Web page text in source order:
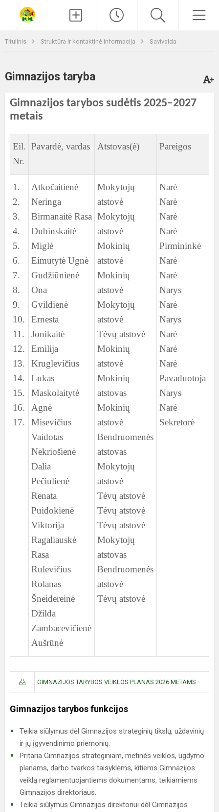
Titulinis Struktūra ir kontaktinė informacija Savivalda
Gimnazijos taryba
Gimnazijos tarybos sudėtis 2025–2027
metais
Eil.
Nr.
Pavardė, vardas Atstovas(ė) Pareigos
1.
2.
3.
4.
5.
6.
7.
8.
9.
10.
11.
12.
13.
14.
15.
16.
17.
Atkočaitienė
Neringa
Birmanaitė Rasa
Dubinskaitė
Miglė
Eimutytė Ugnė
Gudžiūnienė
Ona
Gvildienė
Ernesta
Jonikaitė
Emilija
Kruglevičius
Lukas
Maskolaitytė
Agnė
Misevičius
Vaidotas
Nekriošienė
Dalia
Pečiulienė
Renata
Puidokienė
Viktorija
Ragaliauskė
Rasa
Rulevičius
Rolanas
Šneidereinė
Džilda
Zambacevičienė
Aušrūnė
Mokytojų
atstovė
Mokytojų
atstovė
Mokinių
atstovė
Mokinių
atstovė
Mokytojų
atstovė
Tėvų atstovė
Mokinių
atstovė
Mokinių
atstovas
Mokinių
atstovė
Bendruomenės
atstovas
Mokytojų
atstovė
Tėvų atstovė
Tėvų atstovė
Tėvų atstovė
Mokytojų
atstovas
Bendruomenės
atstovė
Tėvų atstovė
Narė
Narė
Narė
Narė
Pirmininkė
Narė
Narė
Narys
Narė
Narys
Narė
Narė
Narė
Pavaduotoja
Narys
Narė
Sekretorė
GIMNAZIJOS TARYBOS VEIKLOS PLANAS 2026 METAMS
Gimnazijos tarybos funkcijos
Teikia siūlymus dėl Gimnazijos strateginių tikslų, uždavinių
ir jų įgyvendinimo priemonių.
Pritaria Gimnazijos strateginiam, metinės veiklos, ugdymo
planams, darbo tvarkos taisyklėms, kitiems Gimnazijos
veiklą reglamentuojantiems dokumentams, teikiamiems
Gimnazijos direktoriaus.
Teikia siūlymus Gimnazijos direktoriui dėl Gimnazijos